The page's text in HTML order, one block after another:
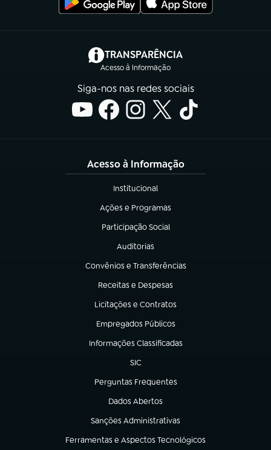
TRANSPARÊNCIA
Acesso à Informação
(abre em nova aba)
Siga-nos nas redes sociais
Acesso à Informação
Institucional
(abre em nova aba)
Ações e Programas
(abre em nova aba)
Participação Social
(abre em nova aba)
Auditorias
(abre em nova aba)
Convênios e Transferências
(abre em nova aba)
Receitas e Despesas
(abre em nova aba)
Licitações e Contratos
(abre em nova aba)
Empregados Públicos
(abre em nova aba)
Informações Classificadas
(abre em nova aba)
SIC
(abre em nova aba)
Perguntas Frequentes
(abre em nova aba)
Dados Abertos
(abre em nova aba)
Sanções Administrativas
(abre em nova aba)
Ferramentas e Aspectos Tecnológicos
(abre em nova aba)